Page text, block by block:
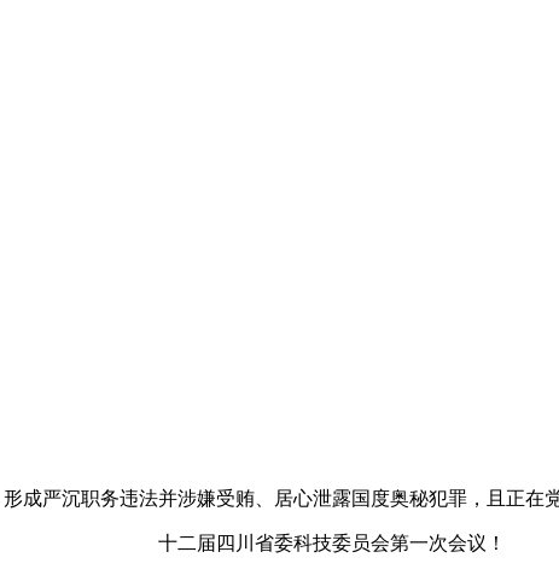
严沉职务违法并涉嫌受贿、居心泄露国度奥秘犯罪，且正在
十二届四川省委科技委员会第一次会议！